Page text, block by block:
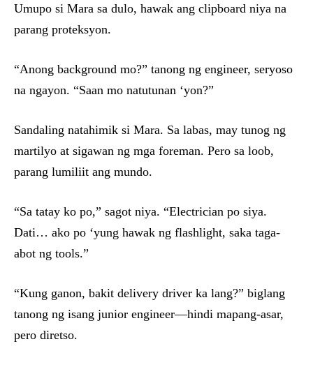
Umupo si Mara sa dulo, hawak ang clipboard niya na
parang proteksyon.
“Anong background mo?” tanong ng engineer, seryoso
na ngayon. “Saan mo natutunan ‘yon?”
Sandaling natahimik si Mara. Sa labas, may tunog ng
martilyo at sigawan ng mga foreman. Pero sa loob,
parang lumiliit ang mundo.
“Sa tatay ko po,” sagot niya. “Electrician po siya.
Dati… ako po ‘yung hawak ng flashlight, saka taga-
abot ng tools.”
“Kung ganon, bakit delivery driver ka lang?” biglang
tanong ng isang junior engineer—hindi mapang-asar,
pero diretso.